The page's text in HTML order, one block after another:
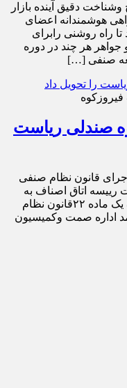
دقیق آینده بازار
هوشمندانه اعضای
راه روشنی رابرای
جواهر هر چند در دوره
صنفی […]
صندلی ریاست
قانون نظام صنفی
رییسه اتاق اصناف به
دلیل اینکه در اتحادیه اش مشمول تبصره یک ماده ٢٢قانون نظام
اداره صمت وکمیسیون